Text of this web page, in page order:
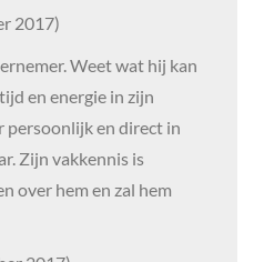
2017)
Weet wat hij kan
en energie in zijn
persoonlijk en direct in
Zijn vakkennis is
over hem en zal hem